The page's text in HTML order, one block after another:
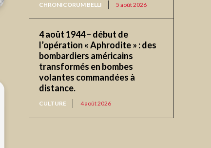
CHRONICORUM BELLI 5 août 2026
4 août 1944 – début de
l’opération « Aphrodite » : des
bombardiers américains
transformés en bombes
volantes commandées à
distance.
CULTURE 4 août 2026